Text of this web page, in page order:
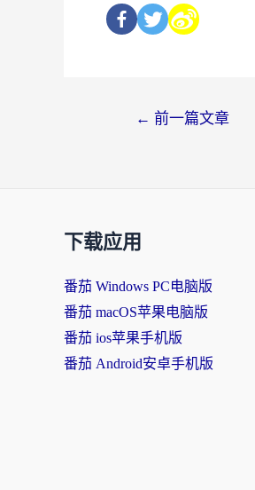
← 前一篇文章
下载应用
番茄 Windows PC电脑版
番茄 macOS苹果电脑版
番茄 ios苹果手机版
番茄 Android安卓手机版